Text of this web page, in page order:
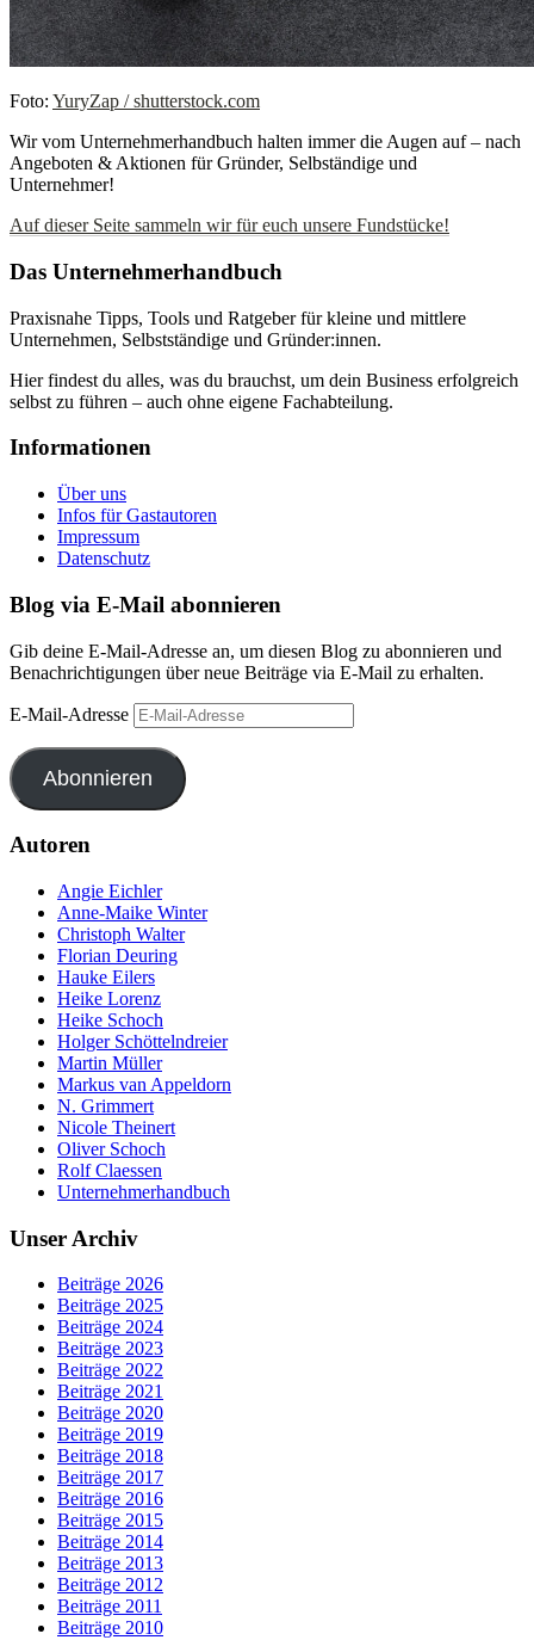
Foto: YuryZap / shutterstock.com
Wir vom Unternehmerhandbuch halten immer die Augen auf – nach
Angeboten & Aktionen für Gründer, Selbständige und
Unternehmer!
Auf dieser Seite sammeln wir für euch unsere Fundstücke!
Das Unternehmerhandbuch
Praxisnahe Tipps, Tools und Ratgeber für kleine und mittlere
Unternehmen, Selbstständige und Gründer:innen.
Hier findest du alles, was du brauchst, um dein Business erfolgreich
selbst zu führen – auch ohne eigene Fachabteilung.
Informationen
Über uns
Infos für Gastautoren
Impressum
Datenschutz
Blog via E-Mail abonnieren
Gib deine E-Mail-Adresse an, um diesen Blog zu abonnieren und
Benachrichtigungen über neue Beiträge via E-Mail zu erhalten.
E-Mail-Adresse
Abonnieren
Autoren
Angie Eichler
Anne-Maike Winter
Christoph Walter
Florian Deuring
Hauke Eilers
Heike Lorenz
Heike Schoch
Holger Schöttelndreier
Martin Müller
Markus van Appeldorn
N. Grimmert
Nicole Theinert
Oliver Schoch
Rolf Claessen
Unternehmerhandbuch
Unser Archiv
Beiträge 2026
Beiträge 2025
Beiträge 2024
Beiträge 2023
Beiträge 2022
Beiträge 2021
Beiträge 2020
Beiträge 2019
Beiträge 2018
Beiträge 2017
Beiträge 2016
Beiträge 2015
Beiträge 2014
Beiträge 2013
Beiträge 2012
Beiträge 2011
Beiträge 2010